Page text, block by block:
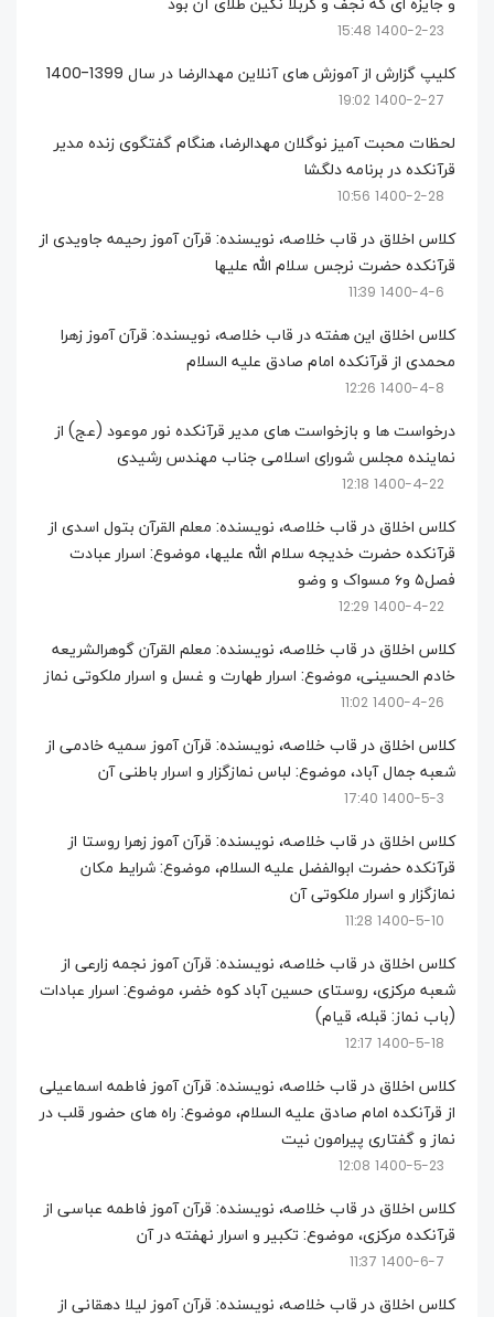
و جایزه ای که نجف و کربلا نگین طلای آن بود
1400-2-23 15:48
کلیپ گزارش از آموزش های آنلاین مهدالرضا در سال 1399-1400
1400-2-27 19:02
لحظات محبت آمیز نوگلان مهدالرضا، هنگام گفتگوی زنده مدیر
قرآنکده در برنامه دلگشا
1400-2-28 10:56
کلاس اخلاق در قاب خلاصه، نویسنده: قرآن آموز رحیمه جاویدی از
قرآنکده حضرت نرجس سلام الله علیها
1400-4-6 11:39
کلاس اخلاق این هفته در قاب خلاصه، نویسنده: قرآن آموز زهرا
محمدی از قرآنکده امام صادق علیه السلام
1400-4-8 12:26
درخواست ها و بازخواست های مدیر قرآنکده نور موعود (عج) از
نماینده مجلس شورای اسلامی جناب مهندس رشیدی
1400-4-22 12:18
کلاس اخلاق در قاب خلاصه، نویسنده: معلم القرآن بتول اسدی از
قرآنکده حضرت خدیجه سلام الله علیها، موضوع: اسرار عبادت
فصل۵ و۶ مسواک و وضو
1400-4-22 12:29
کلاس اخلاق در قاب خلاصه، نویسنده: معلم القرآن گوهرالشریعه
خادم الحسینی، موضوع: اسرار طهارت و غسل و اسرار ملکوتی نماز
1400-4-26 11:02
کلاس اخلاق در قاب خلاصه، نویسنده: قرآن آموز سمیه خادمی از
شعبه جمال آباد، موضوع: لباس نمازگزار و اسرار باطنی آن
1400-5-3 17:40
کلاس اخلاق در قاب خلاصه، نویسنده: قرآن آموز زهرا روستا از
قرآنکده حضرت ابوالفضل علیه السلام، موضوع: شرایط مکان
نمازگزار و اسرار ملکوتی آن
1400-5-10 11:28
کلاس اخلاق در قاب خلاصه، نویسنده: قرآن آموز نجمه زارعی از
شعبه مرکزی، روستای حسین آباد کوه خضر، موضوع: اسرار عبادات
(باب نماز: قبله، قیام)
1400-5-18 12:17
کلاس اخلاق در قاب خلاصه، نویسنده: قرآن آموز فاطمه اسماعیلی
از قرآنکده امام صادق علیه السلام، موضوع: راه های حضور قلب در
نماز و گفتاری پیرامون نیت
1400-5-23 12:08
کلاس اخلاق در قاب خلاصه، نویسنده: قرآن آموز فاطمه عباسی از
قرآنکده مرکزی، موضوع: تکبیر و اسرار نهفته در آن
1400-6-7 11:37
کلاس اخلاق در قاب خلاصه، نویسنده: قرآن آموز لیلا دهقانی از